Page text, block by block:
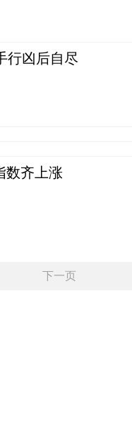
行凶后自尽
数齐上涨
下一页